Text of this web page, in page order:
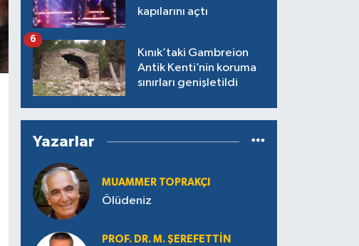
kapılarını açtı
Kınık’taki Gambreion
Antik Kenti’nin koruma
sınırları genişletildi
6
Yazarlar
MUAMMER TOPRAKÇI
Ölüdeniz
PROF. DR. M. ŞEREFETTIN